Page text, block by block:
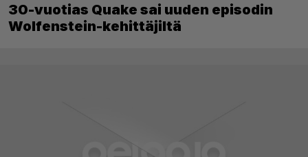
30-vuotias Quake sai uuden episodin
Wolfenstein-kehittäjiltä